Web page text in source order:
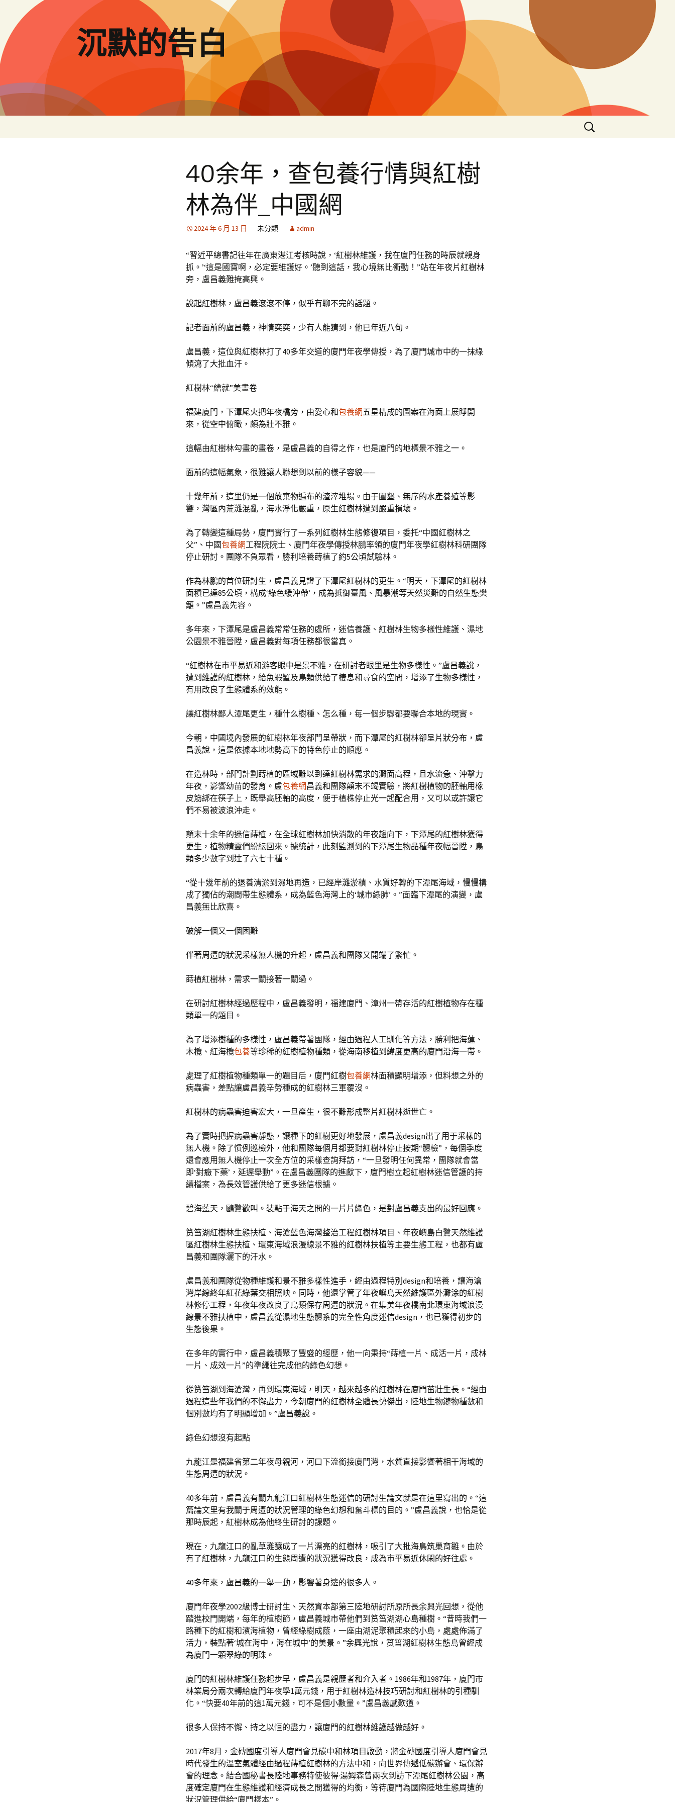
要
內
容
沉默的告白
搜
尋
40余年，查包養行情與紅樹
林為伴_中國網
2024 年 6 月 13 日 未分類 admin
“習近平總書記往年在廣東湛江考核時說，‘紅樹林維護，我在廈門任務的時辰就親身
抓。’‘這是國寶啊，必定要維護好。’聽到這話，我心境無比衝動！”站在年夜片紅樹林
旁，盧昌義難掩高興。
說起紅樹林，盧昌義滾滾不停，似乎有聊不完的話題。
記者面前的盧昌義，神情奕奕，少有人能猜到，他已年近八旬。
盧昌義，這位與紅樹林打了40多年交道的廈門年夜學傳授，為了廈門城市中的一抹綠
傾瀉了大批血汗。
紅樹林“繪就”美畫卷
福建廈門，下潭尾火把年夜橋旁，由愛心和包養網五星構成的圖案在海面上展睜開
來，從空中俯瞰，頗為壯不雅。
這幅由紅樹林勾畫的畫卷，是盧昌義的自得之作，也是廈門的地標景不雅之一。
面前的這幅氣象，很難讓人聯想到以前的樣子容貌——
十幾年前，這里仍是一個放棄物遍布的渣滓堆場。由于圍墾、無序的水產養殖等影
響，灣區內荒灘混亂，海水淨化嚴重，原生紅樹林遭到嚴重損壞。
為了轉變這種局勢，廈門實行了一系列紅樹林生態修復項目，委托“中國紅樹林之
父”、中國包養網工程院院士、廈門年夜學傳授林鵬率領的廈門年夜學紅樹林科研團隊
停止研討。團隊不負眾看，勝利培養蒔植了約5公頃試驗林。
作為林鵬的首位研討生，盧昌義見證了下潭尾紅樹林的更生。“明天，下潭尾的紅樹林
面積已達85公頃，構成‘綠色緩沖帶’，成為抵御臺風、風暴潮等天然災難的自然生態樊
籬。”盧昌義先容。
多年來，下潭尾是盧昌義常常任務的處所，迷信養護、紅樹林生物多樣性維護、濕地
公園景不雅晉陞，盧昌義對每項任務都很當真。
“紅樹林在市平易近和游客眼中是景不雅，在研討者眼里是生物多樣性。”盧昌義說，
遭到維護的紅樹林，給魚蝦蟹及鳥類供給了棲息和尋食的空間，增添了生物多樣性，
有用改良了生態體系的效能。
讓紅樹林鄙人潭尾更生，種什么樹種、怎么種，每一個步驟都要聯合本地的現實。
今朝，中國境內發展的紅樹林年夜部門呈帶狀，而下潭尾的紅樹林卻呈片狀分布，盧
昌義說，這是依據本地地勢高下的特色停止的順應。
在造林時，部門計劃蒔植的區域難以到達紅樹林需求的灘面高程，且水流急、沖擊力
年夜，影響幼苗的發育。盧包養網昌義和團隊顛末不竭實驗，將紅樹植物的胚軸用橡
皮筋綁在筷子上，既舉高胚軸的高度，便于植株停止光一起配合用，又可以或許讓它
們不易被波浪沖走。
顛末十余年的迷信蒔植，在全球紅樹林加快消散的年夜趨向下，下潭尾的紅樹林獲得
更生，植物精靈們紛紜回來。據統計，此刻監測到的下潭尾生物品種年夜幅晉陞，鳥
類多少數字到達了六七十種。
“從十幾年前的退養清淤到濕地再造，已經岸灘淤積、水質好轉的下潭尾海域，慢慢構
成了獨佔的潮間帶生態體系，成為藍色海灣上的‘城市綠肺’。”面臨下潭尾的演變，盧
昌義無比欣喜。
破解一個又一個困難
伴著周遭的狀況采樣無人機的升起，盧昌義和團隊又開端了繁忙。
蒔植紅樹林，需求一關接著一關過。
在研討紅樹林經過歷程中，盧昌義發明，福建廈門、漳州一帶存活的紅樹植物存在種
類單一的題目。
為了增添樹種的多樣性，盧昌義帶著團隊，經由過程人工馴化等方法，勝利把海蓮、
木欖、紅海欖包養等珍稀的紅樹植物種類，從海南移植到緯度更高的廈門沿海一帶。
處理了紅樹植物種類單一的題目后，廈門紅樹包養網林面積顯明增添，但料想之外的
病蟲害，差點讓盧昌義辛勞種成的紅樹林三軍覆沒。
紅樹林的病蟲害迫害宏大，一旦產生，很不難形成整片紅樹林逝世亡。
為了實時把握病蟲害靜態，讓種下的紅樹更好地發展，盧昌義design出了用于采樣的
無人機。除了慣例巡檢外，他和團隊每個月都要對紅樹林停止按期“體檢”，每個季度
還會應用無人機停止一次全方位的采樣查詢拜訪，“一旦發明任何異常，團隊就會當
即‘對癥下藥’，延遲舉動”。在盧昌義團隊的進獻下，廈門樹立起紅樹林迷信管護的持
續檔案，為長效管護供給了更多迷信根據。
碧海藍天，鷗鷺歡叫。裝點于海天之間的一片片綠色，是對盧昌義支出的最好回應。
筼筜湖紅樹林生態扶植、海滄藍色海灣整治工程紅樹林項目、年夜嶼島白鷺天然維護
區紅樹林生態扶植、環東海域浪漫線景不雅的紅樹林扶植等主要生態工程，也都有盧
昌義和團隊灑下的汗水。
盧昌義和團隊從物種維護和景不雅多樣性進手，經由過程特別design和培養，讓海滄
灣岸線終年紅花綠葉交相照映。同時，他還掌管了年夜嶼島天然維護區外灘涂的紅樹
林修停工程，年夜年夜改良了鳥類保存周遭的狀況。在集美年夜橋南北環東海域浪漫
線景不雅扶植中，盧昌義從濕地生態體系的完全性角度迷信design，也已獲得初步的
生態後果。
在多年的實行中，盧昌義積聚了豐盛的經歷，他一向秉持“蒔植一片、成活一片，成林
一片、成效一片”的準繩往完成他的綠色幻想。
從筼筜湖到海滄灣，再到環東海域，明天，越來越多的紅樹林在廈門茁壯生長。“經由
過程這些年我們的不懈盡力，今朝廈門的紅樹林全體長勢傑出，陸地生物鏈物種數和
個別數均有了明顯增加。”盧昌義說。
綠色幻想沒有起點
九龍江是福建省第二年夜母親河，河口下流銜接廈門灣，水質直接影響著相干海域的
生態周遭的狀況。
40多年前，盧昌義有關九龍江口紅樹林生態迷信的研討生論文就是在這里寫出的。“這
篇論文里有我關于周遭的狀況管理的綠色幻想和奮斗標的目的。”盧昌義說，也恰是從
那時辰起，紅樹林成為他終生研討的課題。
現在，九龍江口的亂草灘釀成了一片漂亮的紅樹林，吸引了大批海鳥筑巢育雛。由於
有了紅樹林，九龍江口的生態周遭的狀況獲得改良，成為市平易近休閑的好往處。
40多年來，盧昌義的一舉一動，影響著身邊的很多人。
廈門年夜學2002級博士研討生、天然資本部第三陸地研討所原所長余興光回想，從他
踏進校門開端，每年的植樹節，盧昌義城市帶他們到筼筜湖湖心島種樹。“昔時我們一
路種下的紅樹和濱海植物，曾經綠樹成蔭，一座由湖泥聚積起來的小島，處處佈滿了
活力，裝點著‘城在海中，海在城中’的美景。”余興光說，筼筜湖紅樹林生態島曾經成
為廈門一顆翠綠的明珠。
廈門的紅樹林維護任務起步早，盧昌義是親歷者和介入者。1986年和1987年，廈門市
林業局分兩次轉給廈門年夜學1萬元錢，用于紅樹林造林技巧研討和紅樹林的引種馴
化。“快要40年前的這1萬元錢，可不是個小數量。”盧昌義感歎道。
很多人保持不懈、持之以恒的盡力，讓廈門的紅樹林維護越做越好。
2017年8月，金磚國度引導人廈門會見碳中和林項目啟動，將金磚國度引導人廈門會見
時代發生的溫室氣體經由過程蒔植紅樹林的方法中和，向世界傳遞低碳辦會、環保辦
會的理念。結合國秘書長陸地事務特使彼得·湯姆森曾兩次到訪下潭尾紅樹林公園，高
度確定廈門在生態維護和經濟成長之間獲得的均衡，等待廈門為國際陸地生態周遭的
狀況管理供給“廈門樣本”。